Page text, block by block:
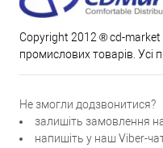
Copyright 2012 ® cd-market
промислових товарів. Усі
Не змогли додзвонитися?
залишіть замовлення на
напишіть у наш Viber-